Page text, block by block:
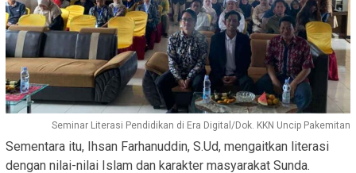
Seminar Literasi Pendidikan di Era Digital/Dok. KKN Uncip Pakemitan
Sementara itu, Ihsan Farhanuddin, S.Ud, mengaitkan literasi
dengan nilai-nilai Islam dan karakter masyarakat Sunda.